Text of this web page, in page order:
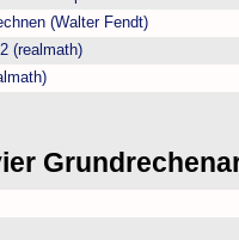
(Walter Fendt)
(realmath)